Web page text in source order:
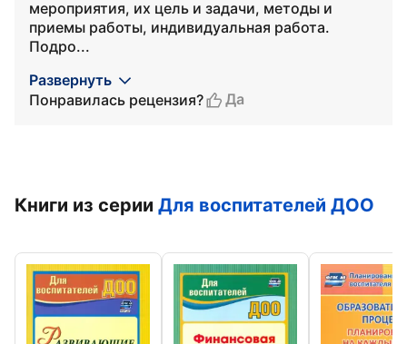
мероприятия, их цель и задачи, методы и
приемы работы, индивидуальная работа.
Подро...
Развернуть
Понравилась рецензия?
Да
Книги из серии Для воспитателей ДОО